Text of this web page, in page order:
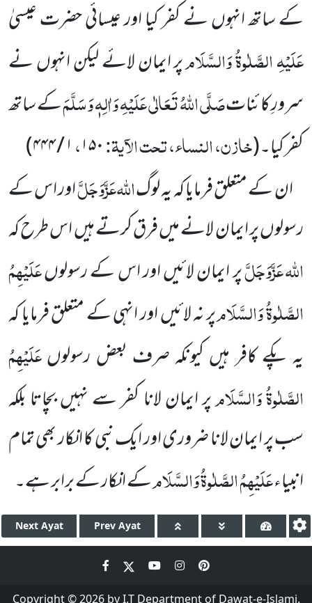
کے ساتھ انہوں نے کفر کیا اور عیسائی حضرت عیسیٰ
عَلَیْہِ الصَّلٰوۃُ وَالسَّلَامپر ایمان لائے لیکن انہوں نے
سرورِ کائناتصَلَّی اللہُ تَعَالٰی عَلَیْہِ وَاٰلِہٖ وَسَلَّمَکے ساتھ
کفر کیا۔(خازن، النساء، تحت الآیۃ:۱۵۰،۱ / ۴۴۴
)
ان کے متعلق فرمایا کہ یہ لوگاللہعَزَّوَجَلَّاور اس کے
رسولوں پر ایمان لانے میں فرق کرتے ہیں اس طرحکہ
اللہعَزَّوَجَلَّپر ایمان لائیں اور اس کے رسولوںعَلَیْہِمُ
الصَّلٰوۃُ وَالسَّلَامپر نہ لائیں اور انہی کے متعلق فرمایا کہ
یہ پکے کافر ہیں کیونکہ صرف بعض رسولوںعَلَیْہِمُ
الصَّلٰوۃُ وَالسَّلَامپر ایمان لانا کفر سے نہیں بچاتا بلکہ
سب پر ایمانلانا ضروری اور ایک نبیکا انکار بھی تمام
انبیاءعَلَیْہِمُ الصَّلٰوۃُ وَالسَّلَامکے انکار کے برابر ہے۔
Next Ayat Prev Ayat
Copyright © 2026 by I.T Department of Dawat-e-Islami.